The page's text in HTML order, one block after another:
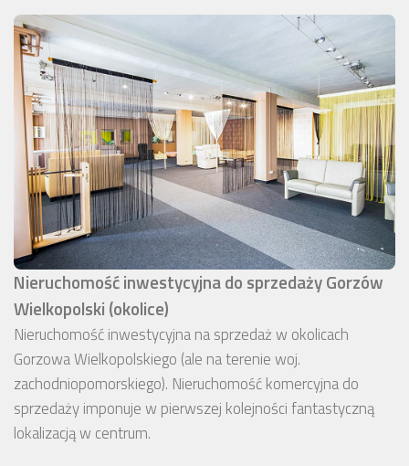
Nieruchomość inwestycyjna do sprzedaży Gorzów
Wielkopolski (okolice)
Nieruchomość inwestycyjna na sprzedaż w okolicach
Gorzowa Wielkopolskiego (ale na terenie woj.
zachodniopomorskiego). Nieruchomość komercyjna do
sprzedaży imponuje w pierwszej kolejności fantastyczną
lokalizacją w centrum.